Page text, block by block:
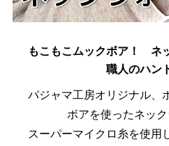
もこもこムックボア！ ネ
職人のハン
パジャマ工房オリジナル、
ボアを使ったネック
スーパーマイクロ糸を使用